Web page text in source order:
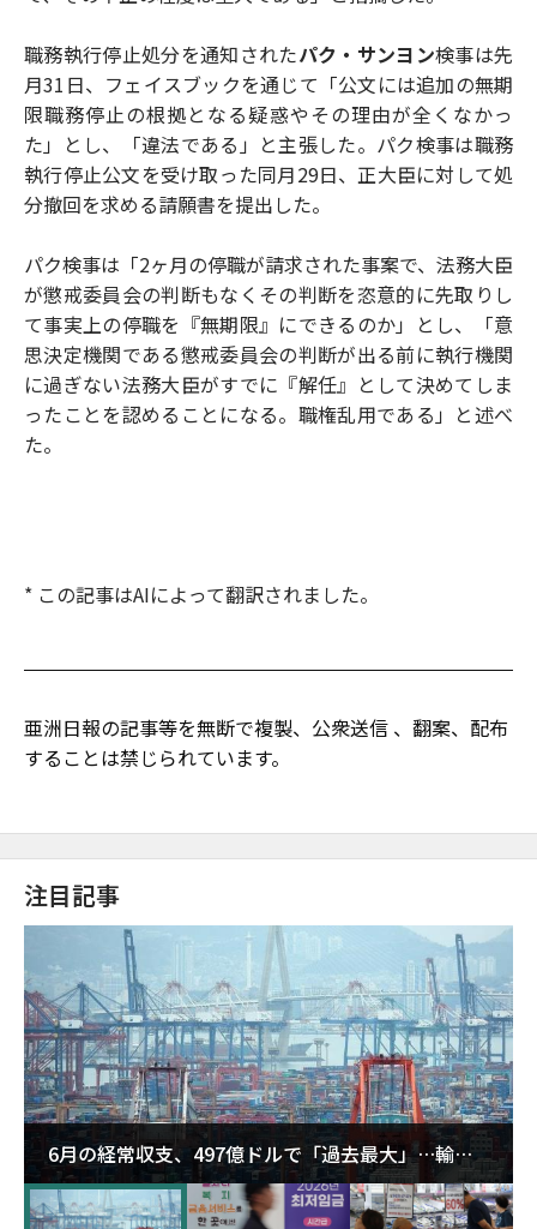
職務執行停止処分を通知されたパク・サンヨン検事は先
月31日、フェイスブックを通じて「公文には追加の無期
限職務停止の根拠となる疑惑やその理由が全くなかっ
た」とし、「違法である」と主張した。パク検事は職務
執行停止公文を受け取った同月29日、正大臣に対して処
分撤回を求める請願書を提出した。
パク検事は「2ヶ月の停職が請求された事案で、法務大臣
が懲戒委員会の判断もなくその判断を恣意的に先取りし
て事実上の停職を『無期限』にできるのか」とし、「意
思決定機関である懲戒委員会の判断が出る前に執行機関
に過ぎない法務大臣がすでに『解任』として決めてしま
ったことを認めることになる。職権乱用である」と述べ
た。
* この記事はAIによって翻訳されました。
亜洲日報の記事等を無断で複製、公衆送信 、翻案、配布
することは禁じられています。
注目記事
6月の経常収支、497億ドルで「過去最大」…輸出
が初の1000億ドル突破